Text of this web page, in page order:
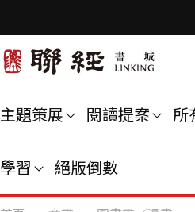
主題策展 閱讀提案 所
學習 絕版倒數